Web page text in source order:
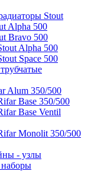
Stout
Alpha 500
Bravo 500
Alpha 500
Space 500
Alum 350/500
Base 350/500
Base Ventil
Monolit 350/500
- узлы